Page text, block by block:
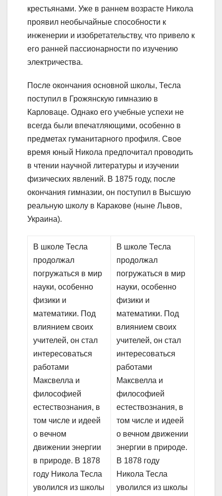
крестьянами. Уже в раннем возрасте Никола
проявил необычайные способности к
инженерии и изобретательству, что привело к
его ранней пассионарности по изучению
электричества.
После окончания основной школы, Тесла
поступил в Грожянскую гимназию в
Карловаце. Однако его учебные успехи не
всегда были впечатляющими, особенно в
предметах гуманитарного профиля. Свое
время юный Никола предпочитал проводить
в чтении научной литературы и изучении
физических явлений. В 1875 году, после
окончания гимназии, он поступил в Высшую
реальную школу в Каракове (ныне Львов,
Украина).
В школе Тесла
продолжал
погружаться в мир
науки, особенно
физики и
математики. Под
влиянием своих
учителей, он стал
интересоваться
работами
Максвелла и
философией
естествознания, в
том числе и идеей
о вечном
движении энергии
в природе. В 1878
году Никола Тесла
уволился из школы
В школе Тесла
продолжал
погружаться в мир
науки, особенно
физики и
математики. Под
влиянием своих
учителей, он стал
интересоваться
работами
Максвелла и
философией
естествознания, в
том числе и идеей
о вечном движении
энергии в природе.
В 1878 году
Никола Тесла
уволился из школы